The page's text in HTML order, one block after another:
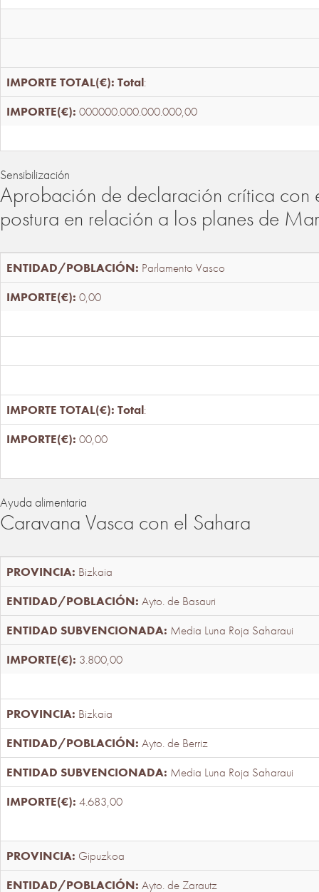
Total:
000000.000.000.000,00
Sensibilización
Aprobación de declaración crítica con
postura en relación a los planes de
Parlamento Vasco
0,00
Total:
00,00
Ayuda alimentaria
Caravana Vasca con el Sahara
Bizkaia
Ayto. de Basauri
Media Luna Roja Saharaui
3.800,00
Bizkaia
Ayto. de Berriz
Media Luna Roja Saharaui
4.683,00
Gipuzkoa
Ayto. de Zarautz